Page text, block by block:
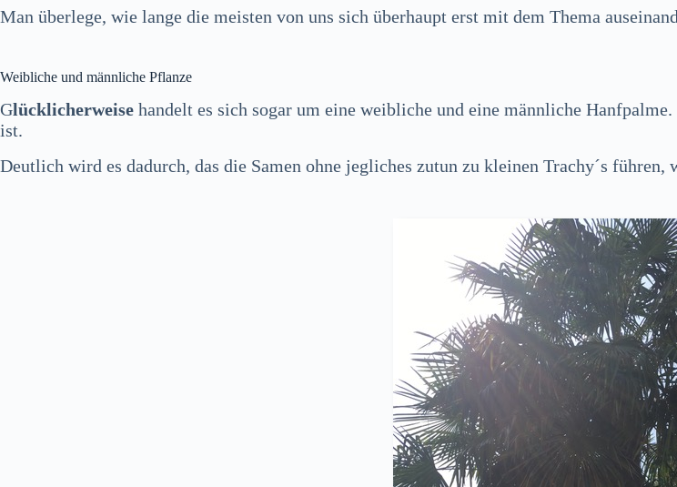
Man überlege, wie lange die meisten von uns sich überhaupt erst mit dem Thema
Weibliche und männliche Pflanze
Glücklicherweise handelt es sich sogar um eine weibliche und eine männliche
ist.
Deutlich wird es dadurch, das die Samen ohne jegliches zutun zu kleinen Trachy´s